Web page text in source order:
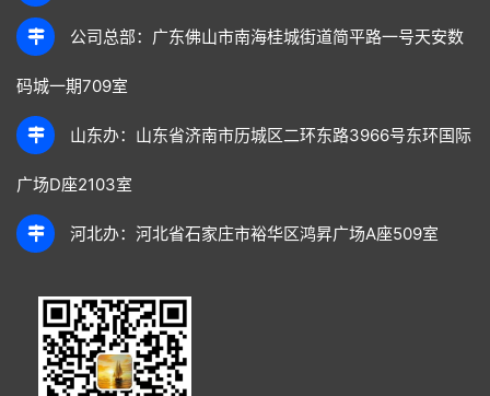
公司总部：广东佛山市南海桂城街道简平路一号天安数
码城一期709室
山东办：山东省济南市历城区二环东路3966号东环国际
广场D座2103室
河北办：河北省石家庄市裕华区鸿昇广场A座509室